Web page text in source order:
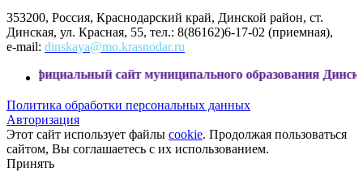
353200, Россия, Краснодарский край, Динской район, ст.
Динская, ул. Красная, 55, тел.: 8(86162)6-17-02 (приемная),
e-mail: dinskaya@mo.krasnodar.ru
сайт муниципального образования Динской район
Политика обработки персональных данных
Авторизация
Этот сайт использует файлы cookie. Продолжая пользоваться
сайтом, Вы соглашаетесь с их использованием.
Принять